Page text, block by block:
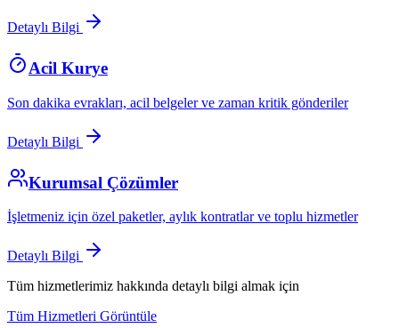
Detaylı Bilgi
Acil Kurye
Son dakika evrakları, acil belgeler ve zaman kritik gönderiler
Detaylı Bilgi
Kurumsal Çözümler
İşletmeniz için özel paketler, aylık kontratlar ve toplu hizmetler
Detaylı Bilgi
Tüm hizmetlerimiz hakkında detaylı bilgi almak için
Tüm Hizmetleri Görüntüle